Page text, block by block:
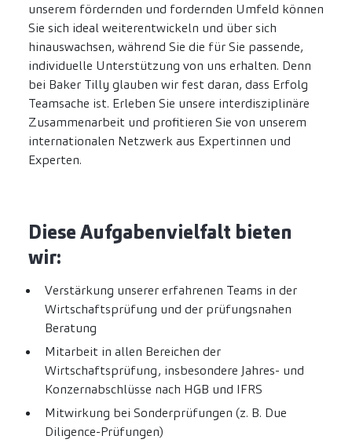
unserem fördernden und fordernden Umfeld können
Sie sich ideal weiterentwickeln und über sich
hinauswachsen, während Sie die für Sie passende,
individuelle Unterstützung von uns erhalten. Denn
bei Baker Tilly glauben wir fest daran, dass Erfolg
Teamsache ist. Erleben Sie unsere interdisziplinäre
Zusammenarbeit und profitieren Sie von unserem
internationalen Netzwerk aus Expertinnen und
Experten.
Diese Aufgabenvielfalt bieten
wir:
Verstärkung unserer erfahrenen Teams in der
Wirtschaftsprüfung und der prüfungsnahen
Beratung
Mitarbeit in allen Bereichen der
Wirtschaftsprüfung, insbesondere Jahres- und
Konzernabschlüsse nach HGB und IFRS
Mitwirkung bei Sonderprüfungen (z. B. Due
Diligence-Prüfungen)